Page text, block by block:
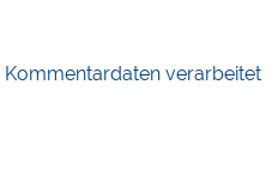
Kommentardaten verarbeitet